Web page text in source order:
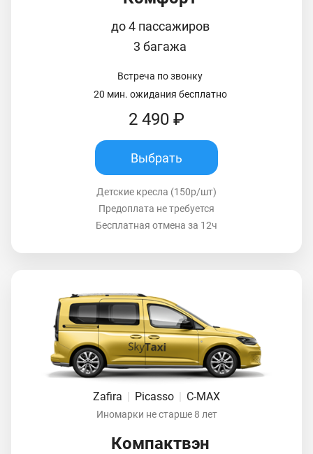
до 4 пассажиров
3 багажа
Встреча по звонку
20 мин. ожидания бесплатно
2 490 ₽
Выбрать
Детские кресла (150р/шт)
Предоплата не требуется
Бесплатная отмена за 12ч
Zafira | Picasso | C-MAX
Иномарки не старше 8 лет
Компактвэн